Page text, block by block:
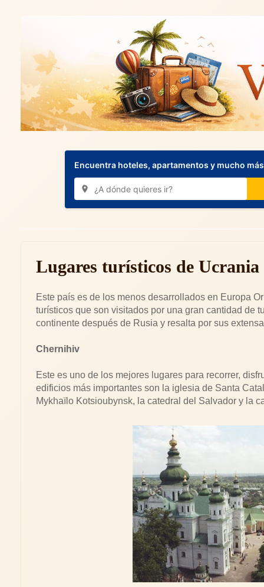
Encuentra hoteles, apartamentos y mucho
Lugares turísticos de Ucrania
Este país es de los menos desarrollados en Europa
turísticos que son visitados por una gran cantidad de
continente después de Rusia y resalta por sus
Chernihiv
Este es uno de los mejores lugares para recorrer,
edificios más importantes son la iglesia de Santa
Mykhaïlo Kotsioubynsk, la catedral del Salvador y la